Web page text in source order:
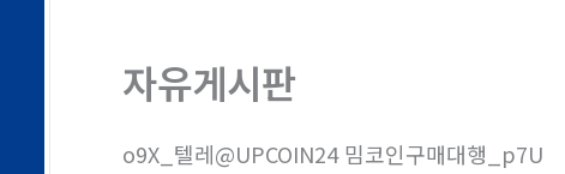
자유게시판
o9X_텔레@UPCOIN24 밈코인구매대행_p7U